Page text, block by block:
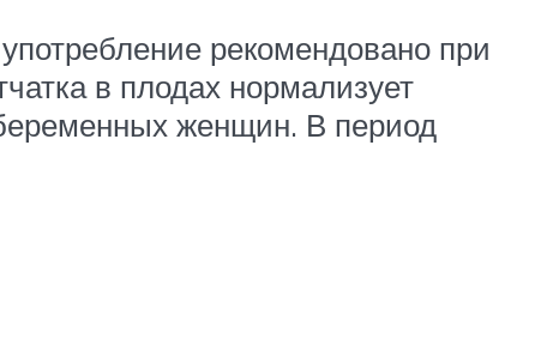
рекомендовано при
в плодах нормализует
женщин. В период